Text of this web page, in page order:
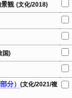
観 (文化/2018)
国)
分） (文化/2021/複